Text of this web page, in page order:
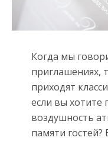
Когда мы
приглашениях,
приходят
если вы хотите
воздушность
памяти